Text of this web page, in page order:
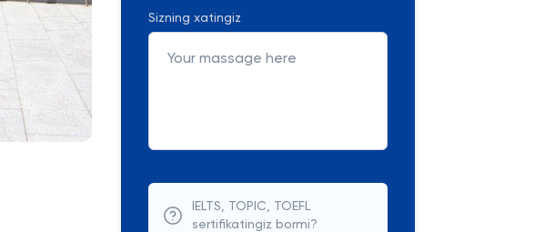
Sizning xatingiz
IELTS, TOPIC, TOEFL
sertifikatingiz bormi?